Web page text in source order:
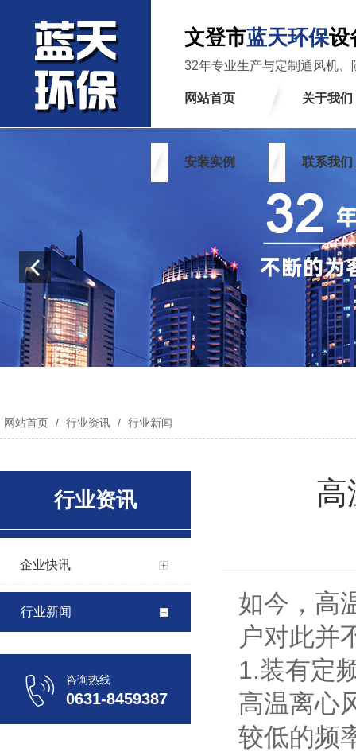
文登市蓝天环保设
32年专业生产与定制通风机、
网站首页 关于我们
安装实例 联系我们
网站首页 / 行业资讯 / 行业新闻
行业资讯
企业快讯
行业新闻
咨询热线
0631-8459387
高
如今，高
户对此并
1.装有定
高温离心
较低的频